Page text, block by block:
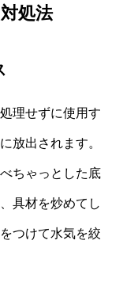
処法
理せずに使用す
放出されます。
ちゃっとした底
具材を炒めてし
つけて水気を絞